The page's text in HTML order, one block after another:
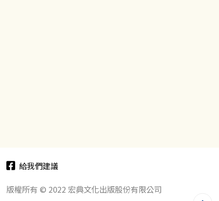
給我們建議
版權所有 © 2022 宏典文化出版股份有限公司